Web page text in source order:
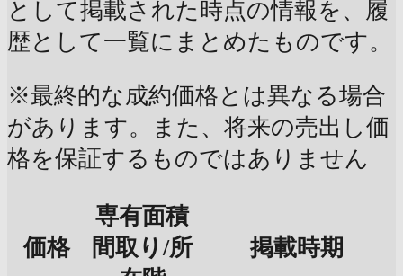
として掲載された時点の情報を、履
歴として一覧にまとめたものです。
※最終的な成約価格とは異なる場合
があります。また、将来の売出し価
格を保証するものではありません
価格
専有面積
間取り/所
掲載時期